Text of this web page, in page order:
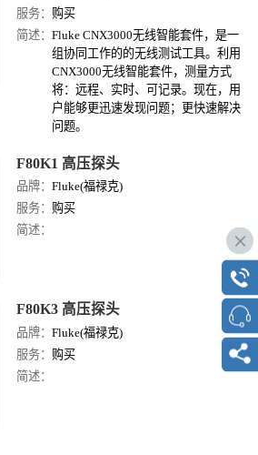
服务： 购买
简述：Fluke CNX3000无线智能套件，是一
组协同工作的的无线测试工具。利用
CNX3000无线智能套件，测量方式
将：远程、实时、可记录。现在，用
户能够更迅速发现问题；更快速解决
问题。
F80K1 高压探头
品牌：Fluke(福禄克)
服务： 购买
简述：
F80K3 高压探头
品牌：Fluke(福禄克)
服务： 购买
简述：